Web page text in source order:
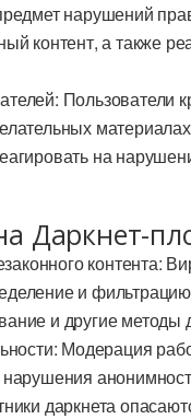
нарушений
контент, а также
Пользователи
на
Даркнет-
контента:
и фильтрацию
и другие методы
Модерация
даркнета